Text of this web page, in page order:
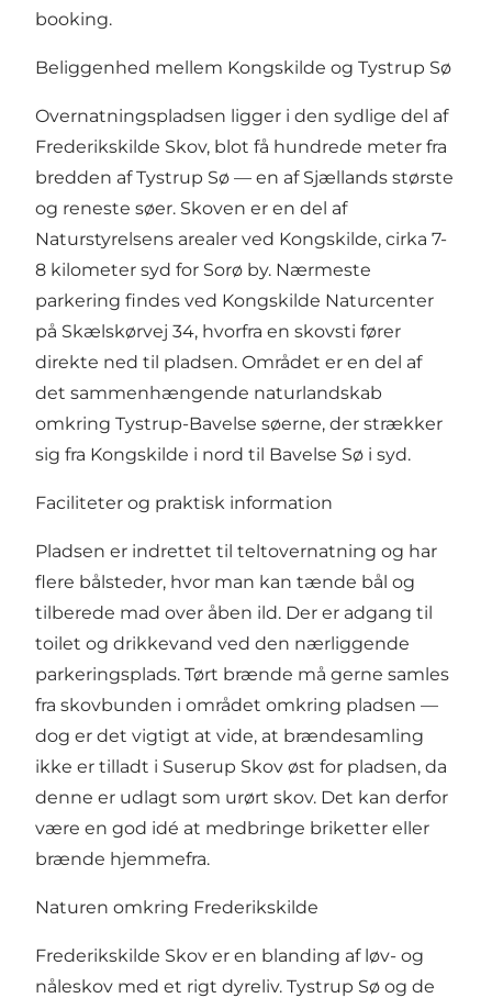
booking.
Beliggenhed mellem Kongskilde og Tystrup Sø
Overnatningspladsen ligger i den sydlige del af
Frederikskilde Skov, blot få hundrede meter fra
bredden af Tystrup Sø — en af Sjællands største
og reneste søer. Skoven er en del af
Naturstyrelsens arealer ved Kongskilde, cirka 7-
8 kilometer syd for Sorø by. Nærmeste
parkering findes ved Kongskilde Naturcenter
på Skælskørvej 34, hvorfra en skovsti fører
direkte ned til pladsen. Området er en del af
det sammenhængende naturlandskab
omkring Tystrup-Bavelse søerne, der strækker
sig fra Kongskilde i nord til Bavelse Sø i syd.
Faciliteter og praktisk information
Pladsen er indrettet til teltovernatning og har
flere bålsteder, hvor man kan tænde bål og
tilberede mad over åben ild. Der er adgang til
toilet og drikkevand ved den nærliggende
parkeringsplads. Tørt brænde må gerne samles
fra skovbunden i området omkring pladsen —
dog er det vigtigt at vide, at brændesamling
ikke er tilladt i Suserup Skov øst for pladsen, da
denne er udlagt som urørt skov. Det kan derfor
være en god idé at medbringe briketter eller
brænde hjemmefra.
Naturen omkring Frederikskilde
Frederikskilde Skov er en blanding af løv- og
nåleskov med et rigt dyreliv. Tystrup Sø og de